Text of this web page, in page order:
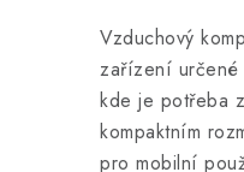
Vzduchový
zařízení
kde je potřeba
kompaktním
pro mobilní